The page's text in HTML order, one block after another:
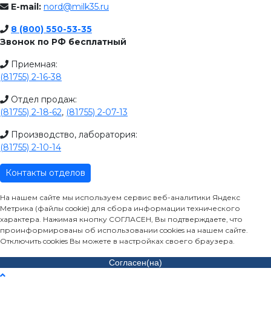
E-mail: nord@milk35.ru
8 (800) 550-53-35
Звонок по РФ бесплатный
Приемная:
(81755) 2-16-38
Отдел продаж:
(81755) 2-18-62, (81755) 2-07-13
Производство, лаборатория:
(81755) 2-10-14
Контакты отделов
На нашем сайте мы используем сервис веб-аналитики Яндекс
Метрика (файлы cookie) для сбора информации технического
характера. Нажимая кнопку СОГЛАСЕН, Вы подтверждаете, что
проинформированы об использовании cookies на нашем сайте.
Отключить cookies Вы можете в настройках своего браузера.
Согласен(на)